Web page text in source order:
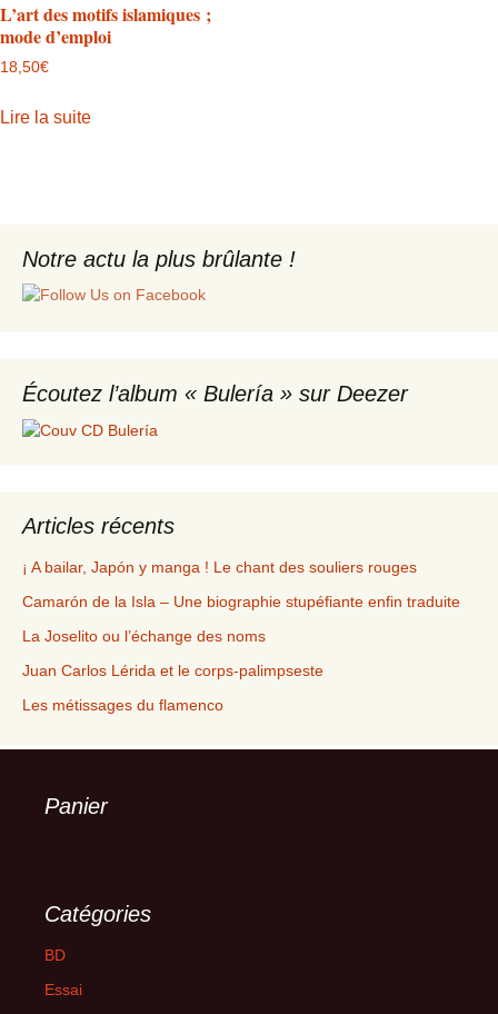
L’art des motifs islamiques ;
mode d’emploi
18,50€
Lire la suite
Notre actu la plus brûlante !
Écoutez l’album « Bulería » sur Deezer
Articles récents
¡ A bailar, Japón y manga ! Le chant des souliers rouges
Camarón de la Isla – Une biographie stupéfiante enfin traduite
La Joselito ou l’échange des noms
Juan Carlos Lérida et le corps-palimpseste
Les métissages du flamenco
Panier
Catégories
BD
Essai